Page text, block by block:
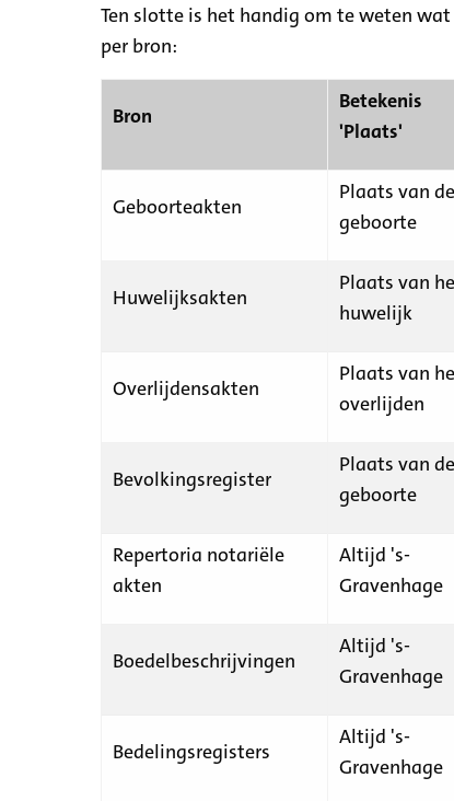
Ten slotte is het handig om te weten
per bron:
Bron
Betekenis
'Plaats'
Geboorteakten
Plaats van de
geboorte
Huwelijksakten
Plaats van
huwelijk
Overlijdensakten
Plaats van
overlijden
Bevolkingsregister
Plaats van de
geboorte
Repertoria notariële
akten
Altijd 's-
Gravenhage
Boedelbeschrijvingen
Altijd 's-
Gravenhage
Bedelingsregisters
Altijd 's-
Gravenhage